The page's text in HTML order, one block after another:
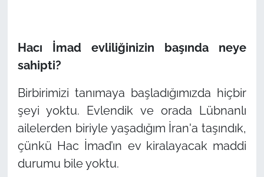
Hacı İmad evliliğinizin başında neye
sahipti?
Birbirimizi tanımaya başladığımızda hiçbir
şeyi yoktu. Evlendik ve orada Lübnanlı
ailelerden biriyle yaşadığım İran'a taşındık,
çünkü Hac İmad’ın ev kiralayacak maddi
durumu bile yoktu.